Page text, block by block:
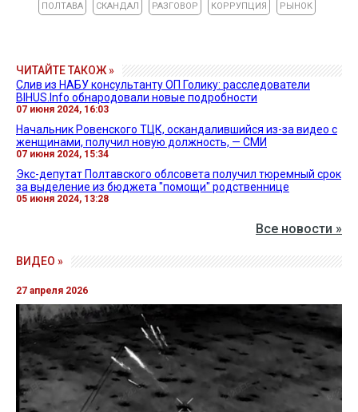
ПОЛТАВА СКАНДАЛ РАЗГОВОР КОРРУПЦИЯ РЫНОК
ЧИТАЙТЕ ТАКОЖ »
Слив из НАБУ консультанту ОП Голику: расследователи
BIHUS.Info обнародовали новые подробности
07 июня 2024, 16:03
Начальник Ровенского ТЦК, оскандалившийся из-за видео с
женщинами, получил новую должность, — СМИ
07 июня 2024, 15:34
Экс-депутат Полтавского облсовета получил тюремный срок
за выделение из бюджета "помощи" родственнице
05 июня 2024, 13:28
Все новости »
ВИДЕО »
27 апреля 2026